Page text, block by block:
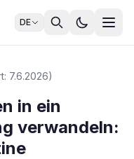
DE
7.6.2026)
in ein
verwandeln: